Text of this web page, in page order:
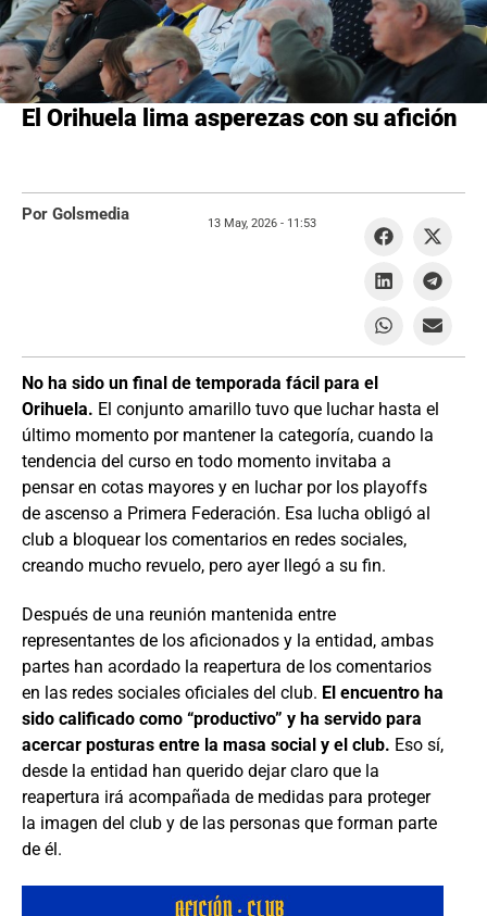
El Orihuela lima asperezas con su afición
No ha sido un final de temporada fácil para el
Orihuela. El conjunto amarillo tuvo que luchar hasta el
último momento por mantener la categoría, cuando la
tendencia del curso en todo momento invitaba a
pensar en cotas mayores y en luchar por los playoffs
de ascenso a Primera Federación. Esa lucha obligó al
club a bloquear los comentarios en redes sociales,
creando mucho revuelo, pero ayer llegó a su fin.
Después de una reunión mantenida entre
representantes de los aficionados y la entidad, ambas
partes han acordado la reapertura de los comentarios
en las redes sociales oficiales del club. El encuentro ha
sido calificado como “productivo” y ha servido para
acercar posturas entre la masa social y el club. Eso sí,
desde la entidad han querido dejar claro que la
reapertura irá acompañada de medidas para proteger
la imagen del club y de las personas que forman parte
de él.
Por Golsmedia 13 May, 2026 - 11:53